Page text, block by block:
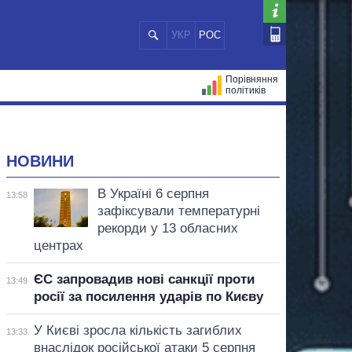
УКР РОС
Порівняння
політиків
НОВИНИ
13:58
В Україні 6 серпня
зафіксували температурні
рекорди у 13 обласних
центрах
13:49
ЄС запровадив нові санкції проти
росії за посилення ударів по Києву
13:33
У Києві зросла кількість загиблих
внаслідок російської атаки 5 серпня